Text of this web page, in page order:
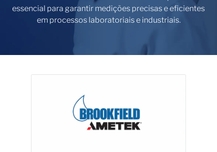
essencial para garantir medições precisas e eficientes
em processos laboratoriais e industriais.